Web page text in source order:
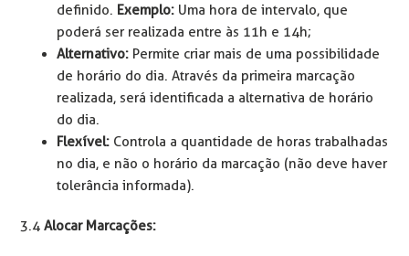
definido. Exemplo: Uma hora de intervalo, que
poderá ser realizada entre às 11h e 14h;
Alternativo: Permite criar mais de uma possibilidade
de horário do dia. Através da primeira marcação
realizada, será identificada a alternativa de horário
do dia.
Flexível: Controla a quantidade de horas trabalhadas
no dia, e não o horário da marcação (não deve haver
tolerância informada).
3.4Alocar Marcações: